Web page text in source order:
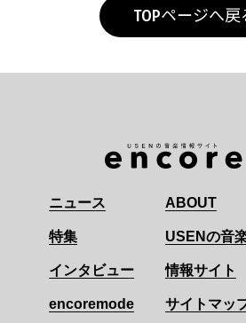
TOPページへ戻
ニュース
特集
インタビュー
encoremode
ABOUT
USENの音
情報サイト
サイトマッ